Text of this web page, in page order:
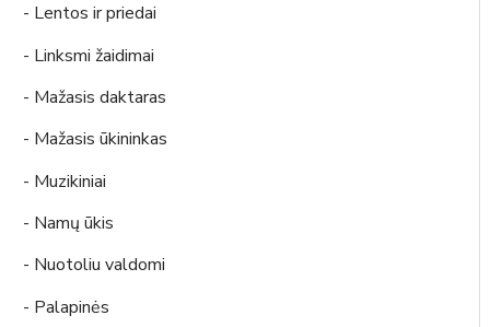
- Lentos ir priedai
- Linksmi žaidimai
- Mažasis daktaras
- Mažasis ūkininkas
- Muzikiniai
- Namų ūkis
- Nuotoliu valdomi
- Palapinės